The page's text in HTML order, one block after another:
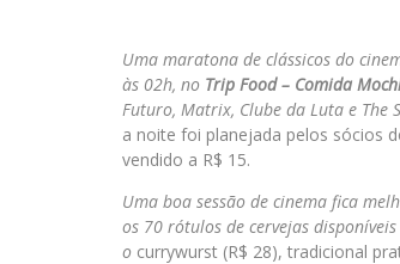
Uma maratona de clássicos do
às 02h, no Trip Food – Comida
Futuro, Matrix, Clube da Luta e The
a noite foi planejada pelos sócios
vendido a R$ 15.
Uma boa sessão de cinema fica
os 70 rótulos de cervejas
o currywurst (R$ 28), tradicional